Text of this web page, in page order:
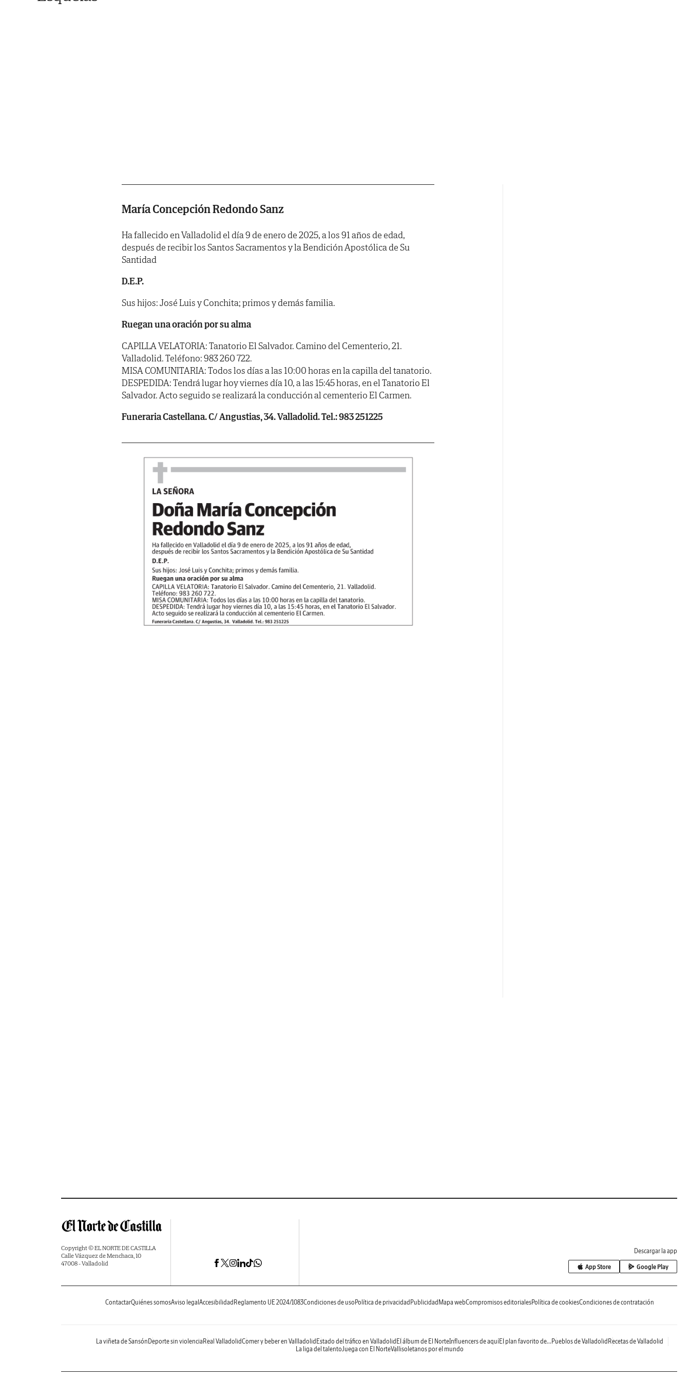
María Concepción Redondo Sanz
Ha fallecido en Valladolid el día 9 de enero de 2025, a los 91 años de edad,
después de recibir los Santos Sacramentos y la Bendición Apostólica de Su
Santidad
D.E.P.
Sus hijos: José Luis y Conchita; primos y demás familia.
Ruegan una oración por su alma
CAPILLA VELATORIA: Tanatorio El Salvador. Camino del Cementerio, 21.
Valladolid. Teléfono: 983 260 722.
MISA COMUNITARIA: Todos los días a las 10:00 horas en la capilla del tanatorio.
DESPEDIDA: Tendrá lugar hoy viernes día 10, a las 15:45 horas, en el Tanatorio El
Salvador. Acto seguido se realizará la conducción al cementerio El Carmen.
Funeraria Castellana. C/ Angustias, 34. Valladolid. Tel.: 983 251225
Copyright © EL NORTE DE CASTILLA
Calle Vázquez de Menchaca, 10
47008 - Valladolid
Descargar la app
App Store Google Play
ContactarQuiénes somosAviso legal Accesibilidad Reglamento UE 2024/1083Condiciones de uso Política de privacidad Publicidad Mapa webCompromisos editorialesPolítica de cookiesCondiciones de contratación
La viñeta de Sansón Deporte sin violencia Real ValladolidComer y beber en Vallladolid Estado del tráfico en Valladolid El álbum de El NorteInfluencers de aquíEl plan favorito de... Pueblos de Valladolid Recetas de Valladolid
La liga del talentoJuega con El NorteVallisoletanos por el mundo